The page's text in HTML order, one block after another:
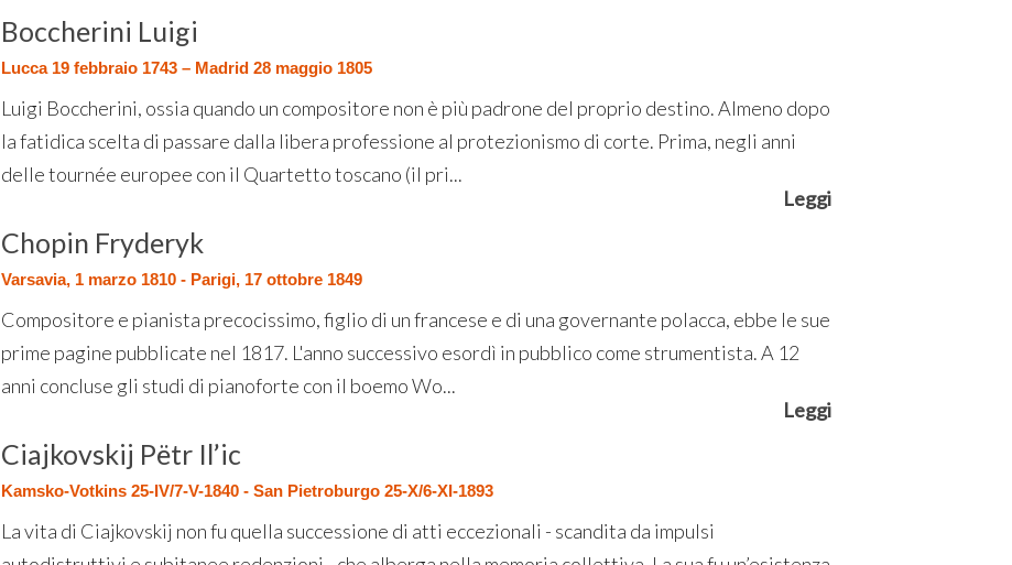
Boccherini Luigi
Lucca 19 febbraio 1743 – Madrid 28 maggio 1805
Luigi Boccherini, ossia quando un compositore non è più padrone del proprio destino. Almeno dopo
la fatidica scelta di passare dalla libera professione al protezionismo di corte. Prima, negli anni
delle tournée europee con il Quartetto toscano (il pri...
Leggi
Chopin Fryderyk
Varsavia, 1 marzo 1810 - Parigi, 17 ottobre 1849
Compositore e pianista precocissimo, figlio di un francese e di una governante polacca, ebbe le sue
prime pagine pubblicate nel 1817. L'anno successivo esordì in pubblico come strumentista. A 12
anni concluse gli studi di pianoforte con il boemo Wo...
Leggi
Ciajkovskij Pëtr Il’ic
Kamsko-Votkins 25-IV/7-V-1840 - San Pietroburgo 25-X/6-XI-1893
La vita di Ciajkovskij non fu quella successione di atti eccezionali - scandita da impulsi